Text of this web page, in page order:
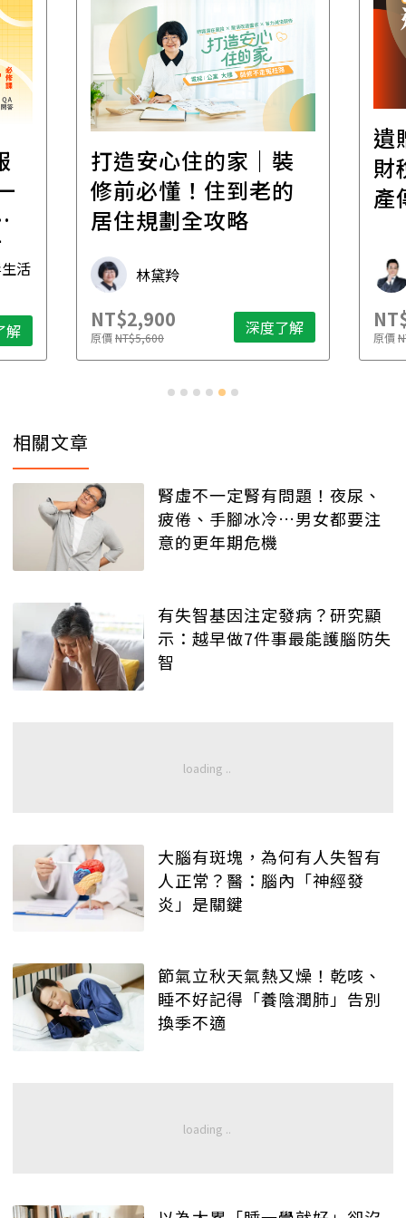
活
解
打造安心住的家｜裝
修前必懂！住到老的
居住規劃全攻略
林黛羚
NT$2,900
原價NT$5,600 深度了解
遺
財
產
原價
相關文章
腎虛不一定腎有問題！夜尿、
疲倦、手腳冰冷…男女都要注
意的更年期危機
有失智基因注定發病？研究顯
示：越早做7件事最能護腦防失
智
大腦有斑塊，為何有人失智有
人正常？醫：腦內「神經發
炎」是關鍵
節氣立秋天氣熱又燥！乾咳、
睡不好記得「養陰潤肺」告別
換季不適